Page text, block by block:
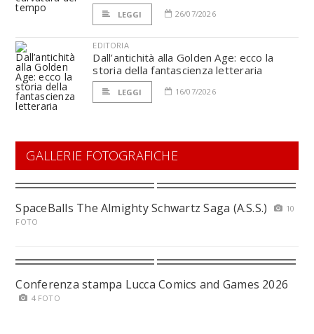
LEGGI 26/07/2026
EDITORIA
Dall’antichità alla Golden Age: ecco la
storia della fantascienza letteraria
LEGGI 16/07/2026
GALLERIE FOTOGRAFICHE
SpaceBalls The Almighty Schwartz Saga (A.S.S.)
10
FOTO
Conferenza stampa Lucca Comics and Games 2026
4 FOTO